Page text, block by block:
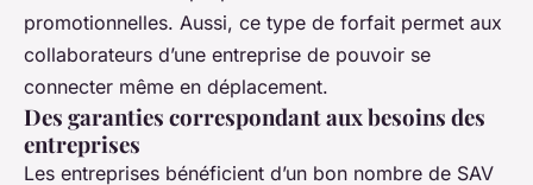
promotionnelles. Aussi, ce type de forfait permet aux
collaborateurs d’une entreprise de pouvoir se
connecter même en déplacement.
Des garanties correspondant aux besoins des
entreprises
Les entreprises bénéficient d’un bon nombre de SAV